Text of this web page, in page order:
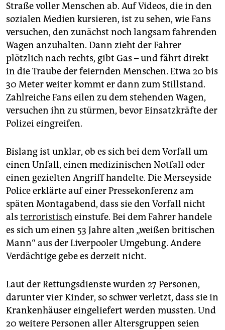
Straße voller Menschen ab. Auf Videos, die in den
sozialen Medien kursieren, ist zu sehen, wie Fans
versuchen, den zunächst noch langsam fahrenden
Wagen anzuhalten. Dann zieht der Fahrer
plötzlich nach rechts, gibt Gas – und fährt direkt
in die Traube der feiernden Menschen. Etwa 20 bis
30 Meter weiter kommt er dann zum Stillstand.
Zahlreiche Fans eilen zu dem stehenden Wagen,
versuchen ihn zu stürmen, bevor Einsatzkräfte der
Polizei eingreifen.
Bislang ist unklar, ob es sich bei dem Vorfall um
einen Unfall, einen medizinischen Notfall oder
einen gezielten Angriff handelte. Die Merseyside
Police erklärte auf einer Pressekonferenz am
späten Montagabend, dass sie den Vorfall nicht
als terroristischeinstufe. Bei dem Fahrer handele
es sich um einen 53 Jahre alten „weißen britischen
Mann“ aus der Liverpooler Umgebung. Andere
Verdächtige gebe es derzeit nicht.
Laut der Rettungsdienste wurden 27 Personen,
darunter vier Kinder, so schwer verletzt, dass sie in
Krankenhäuser eingeliefert werden mussten. Und
20 weitere Personen aller Altersgruppen seien